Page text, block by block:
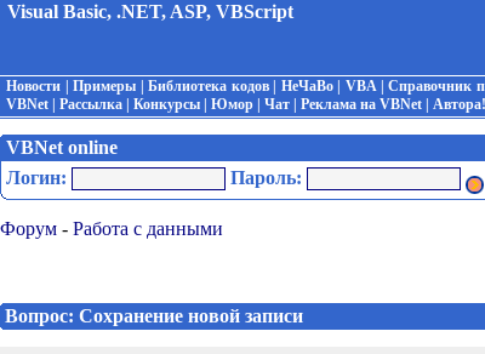
Visual Basic, .NET, ASP, VBScript
Новости |Примеры |Библиотека кодов| НеЧаВо| VBA|Справочник
VBNet
Рассылка Конкурсы Юмор Чат Реклама на VBNet Автора!
VBNet online
Логин:
Пароль:
Форум - Работа с данными
Вопрос: Сохранение новой записи